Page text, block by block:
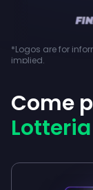
*Logos are for
implied.
Come